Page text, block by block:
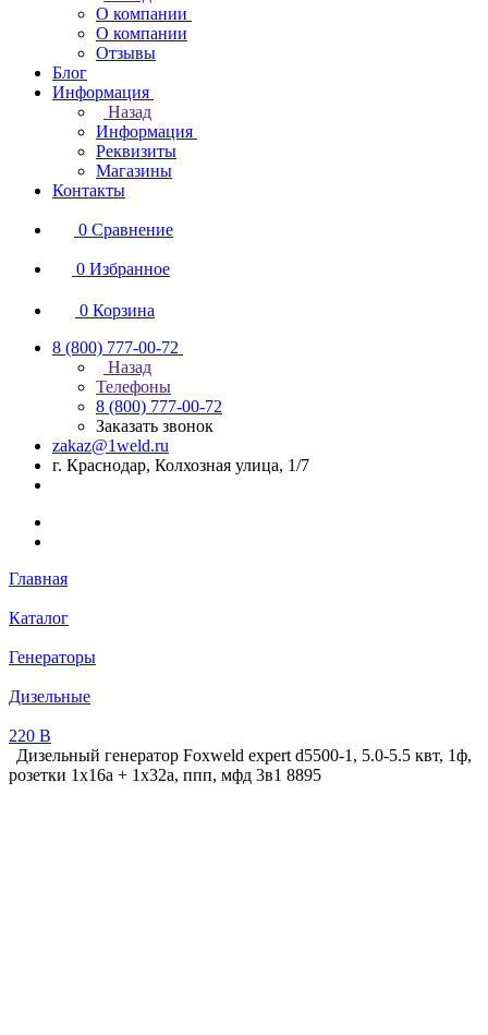
О компании
О компании
Отзывы
Блог
Информация
Назад
Информация
Реквизиты
Магазины
Контакты
0 Сравнение
0 Избранное
0 Корзина
8 (800) 777-00-72
Назад
Телефоны
8 (800) 777-00-72
Заказать звонок
zakaz@1weld.ru
г. Краснодар, Колхозная улица, 1/7
Главная
Каталог
Генераторы
Дизельные
220 В
Дизельный генератор Foxweld expert d5500-1, 5.0-5.5 квт, 1ф,
розетки 1x16a + 1x32a, ппп, мфд 3в1 8895